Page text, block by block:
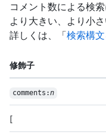
コメント数による検索
より大きい、より小
詳しくは、「検索構
修飾子
comments:n
[